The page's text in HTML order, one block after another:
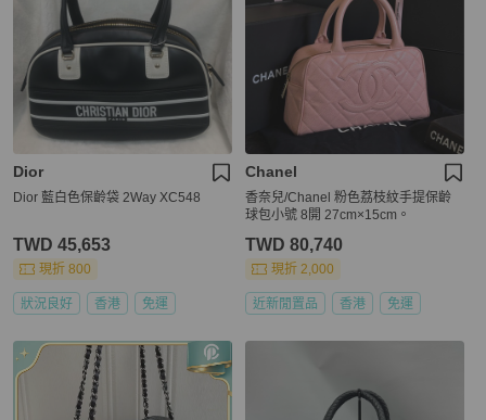
Dior
Dior 藍白色保齡袋 2Way XC548
TWD 45,653
現折 800
狀況良好 香港 免運
Chanel
香奈兒/Chanel 粉色荔枝紋手提保齡
球包小號 8開 27cm×15cm。
TWD 80,740
現折 2,000
近新閒置品 香港 免運